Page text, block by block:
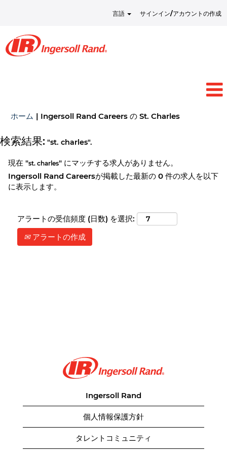
言語 サインイン/アカウントの作成
ホーム | Ingersoll Rand Careers の St. Charles(現
検索結果: "st. charles".
現在 "st. charles" にマッチする求人がありません。
Ingersoll Rand Careersが掲載した最新の 0 件の求人を以下
に表示します。
アラートの受信頻度 (日数) を選択:
アラートの作成
Ingersoll Rand
個人情報保護方針
タレントコミュニティ